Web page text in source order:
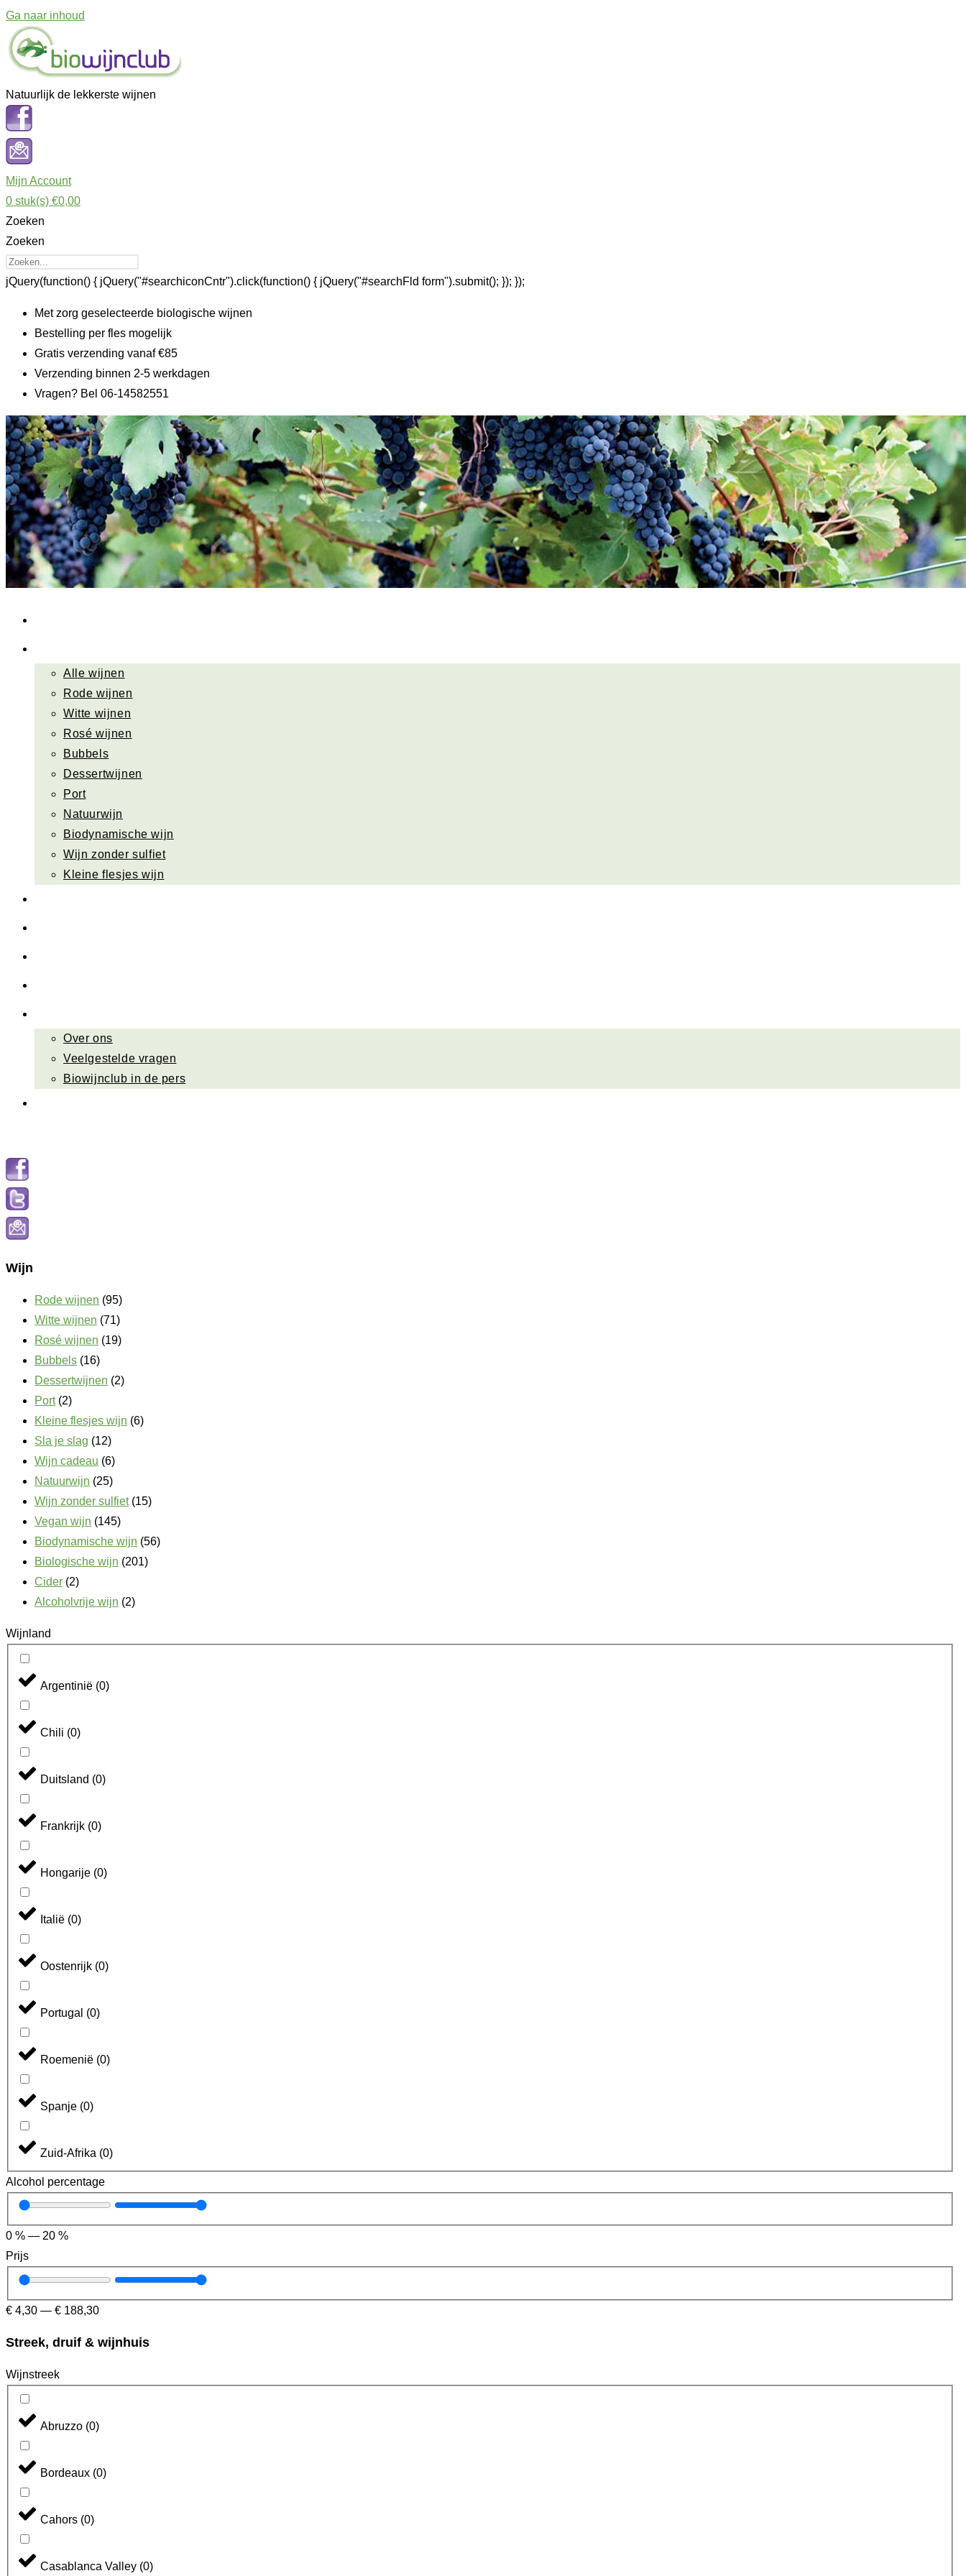
Ga naar inhoud
Natuurlijk de lekkerste wijnen
Mijn Account
0 stuk(s) €0,00
Zoeken
Zoeken
jQuery(function() { jQuery("#searchiconCntr").click(function() { jQuery("#searchFld form").submit(); }); });
Met zorg geselecteerde biologische wijnen
Bestelling per fles mogelijk
Gratis verzending vanaf €85
Verzending binnen 2-5 werkdagen
Vragen? Bel 06-14582551
Alle wijnen
Rode wijnen
Witte wijnen
Rosé wijnen
Bubbels
Dessertwijnen
Port
Natuurwijn
Biodynamische wijn
Wijn zonder sulfiet
Kleine flesjes wijn
Over ons
Veelgestelde vragen
Biowijnclub in de pers
Wijn
Rode wijnen (95)
Witte wijnen (71)
Rosé wijnen (19)
Bubbels (16)
Dessertwijnen (2)
Port (2)
Kleine flesjes wijn (6)
Sla je slag (12)
Wijn cadeau (6)
Natuurwijn (25)
Wijn zonder sulfiet (15)
Vegan wijn (145)
Biodynamische wijn (56)
Biologische wijn (201)
Cider (2)
Alcoholvrije wijn (2)
Wijnland
Argentinië (0)
Chili (0)
Duitsland (0)
Frankrijk (0)
Hongarije (0)
Italië (0)
Oostenrijk (0)
Portugal (0)
Roemenië (0)
Spanje (0)
Zuid-Afrika (0)
Alcohol percentage
0 % — 20 %
Prijs
€ 4,30 — € 188,30
Streek, druif & wijnhuis
Wijnstreek
Abruzzo (0)
Bordeaux (0)
Cahors (0)
Casablanca Valley (0)